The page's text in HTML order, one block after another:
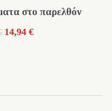
στο παρελθόν
Original
14,94 €Η